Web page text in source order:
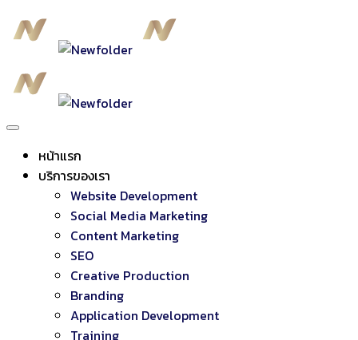
หน้าแรก
บริการของเรา
Website Development
Social Media Marketing
Content Marketing
SEO
Creative Production
Branding
Application Development
Training